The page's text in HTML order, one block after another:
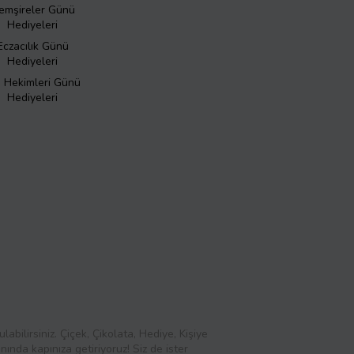
Günü
Hediyeleri
Günü
Hediyeleri
Hekimleri Günü
Hediyeleri
Çiçek, Çikolata, Hediye, Kişiye
kapınıza getiriyoruz! Siz de ister